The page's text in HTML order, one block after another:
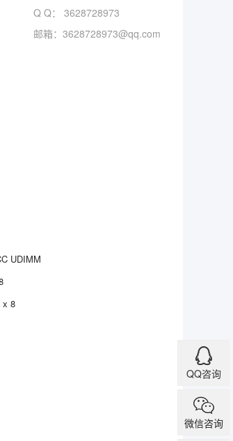
Q Q： 3628728973
邮箱： 3628728973@qq.com
UDIMM
x 8
QQ咨询
微信咨询